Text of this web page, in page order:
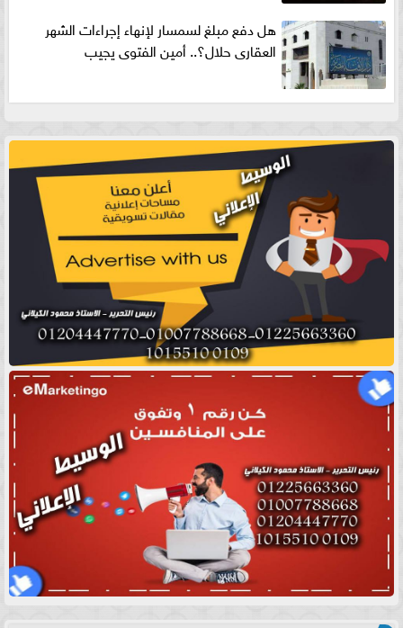
هل دفع مبلغ لسمسار لإنهاء إجراءات الشهر
العقارى حلال؟.. أمين الفتوى يجيب